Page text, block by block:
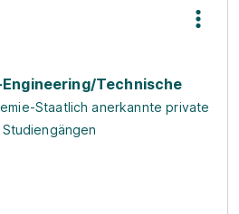
Technische
Staatlich anerkannte private